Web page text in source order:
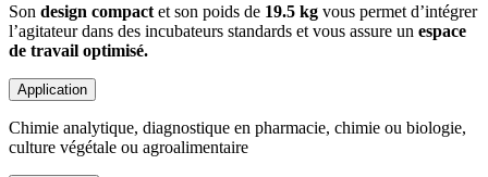
Son design compactet son poids de 19.5 kg vous permet d’intégrer
l’agitateur dans des incubateurs standards et vous assure un espace
de travail optimisé.
Application
Chimie analytique, diagnostique en pharmacie, chimie ou biologie,
culture végétale ou agroalimentaire